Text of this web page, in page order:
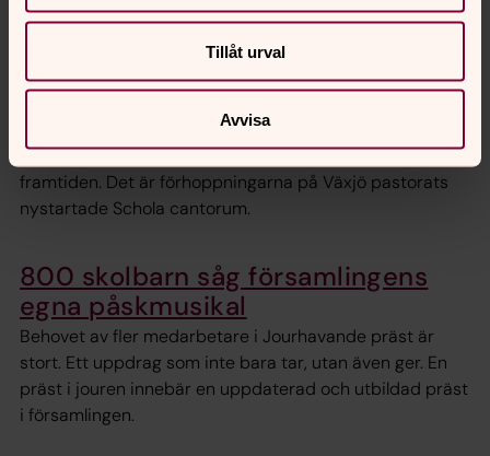
Tillåt urval
Avvisa
Här skolas framtidens
kyrkomusiker och körsångare
Fler som spelar orgel och vill vara en del av kyrkans
musikverksamhet som kyrkomusiker eller körsångare i
framtiden. Det är förhoppningarna på Växjö pastorats
nystartade Schola cantorum.
800 skolbarn såg församlingens
egna påskmusikal
Behovet av fler medarbetare i Jourhavande präst är
stort. Ett uppdrag som inte bara tar, utan även ger. En
präst i jouren innebär en uppdaterad och utbildad präst
i församlingen.